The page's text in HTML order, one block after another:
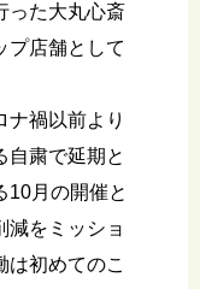
った大丸心斎
プ店舗として
ナ禍以前より
自粛で延期と
10月の開催と
減をミッショ
は初めてのこ